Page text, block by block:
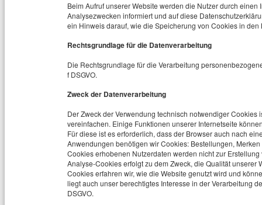
Beim Aufruf unserer Website werden die Nutzer durch
Analysezwecken informiert und auf diese
ein Hinweis darauf, wie die Speicherung von Cookies in
Rechtsgrundlage für die Datenverarbeitung
Die Rechtsgrundlage für die Verarbeitung
f DSGVO.
Zweck der Datenverarbeitung
Der Zweck der Verwendung technisch notwendiger Cookies
vereinfachen. Einige Funktionen unserer Internetseite
Für diese ist es erforderlich, dass der Browser auch nach
Anwendungen benötigen wir Cookies: Bestellungen,
Cookies erhobenen Nutzerdaten werden nicht zur
Analyse-Cookies erfolgt zu dem Zweck, die Qualität
Cookies erfahren wir, wie die Website genutzt wird und
liegt auch unser berechtigtes Interesse in der Verarbeitung
DSGVO.